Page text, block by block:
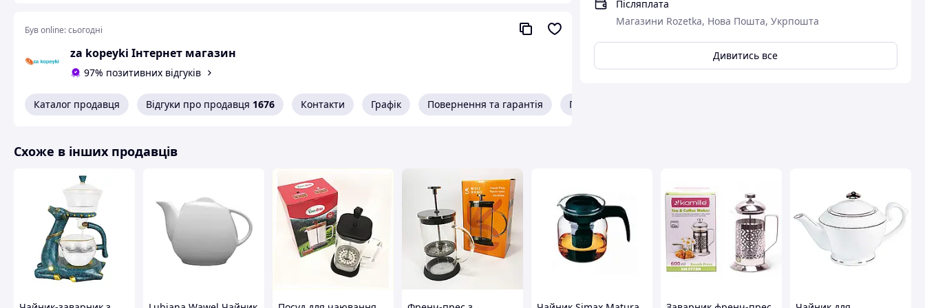
Післяплата
Магазини Rozetka, Нова Пошта, Укрпошта
Дивитись все
Ідеально підійде:
для 1–2 осіб
як стильний подарунок чайному поціновувачу
для кухні, офісу або чайного куточка
Був online:сьогодні
za kopeyki Інтернет магазин
97% позитивних відгуків
Каталог продавця Відгуки про продавця 1676 Контакти Графік Повернення та гарантія Про продавця
Схоже в інших продавців